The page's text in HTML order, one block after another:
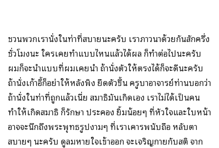
ชวนพวกเรานั่งในท่าที่สบายนะครับ เราภาวนาด้วยกันสักครึ่ง
ชั่วโมงนะ ใครเคยทำแบบไหนแล้วได้ผล ก็ทำต่อไปนะครับ
ผมก็จะนำแบบที่ผมเคยนำ ถ้านั่งตัวให้ตรงได้ก็จะดีนะครับ
ถ้านั่งเก้าอี้ก็อย่าให้หลังพิง ยืดตัวขึ้น ครูบาอาจารย์ท่านบอกว่า
ถ้านั่งในท่าที่ถูกแล้วเนี่ย สมาธิมันเกิดเอง เราไม่ได้เป็นคน
ทำให้เกิดสมาธิ ก็รักษา ประคอง ยิ้มน้อยๆ ที่หัวใจและใบหน้า
อาจจะนึกถึงพระพุทธรูปงามๆ ที่เราเคารพนับถือ หลับตา
สบายๆ นะครับ ดูลมหายใจเข้าออก จะเจริญกายกับสติ จาก